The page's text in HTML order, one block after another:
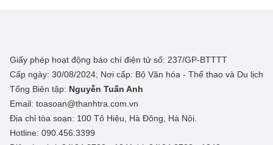
Giấy phép hoạt động báo chí điện tử số: 237/GP-BTTTT
Cấp ngày: 30/08/2024; Nơi cấp: Bộ Văn hóa - Thể thao và Du lịch
Tổng Biên tập: Nguyễn Tuấn Anh
Email: toasoan@thanhtra.com.vn
Địa chỉ tòa soạn: 100 Tô Hiệu, Hà Đông, Hà Nội.
Hotline: 090.456.3399